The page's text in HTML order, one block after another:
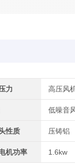
力 高压风
低噪音
性质 压铸铝
机功率 1.6kw